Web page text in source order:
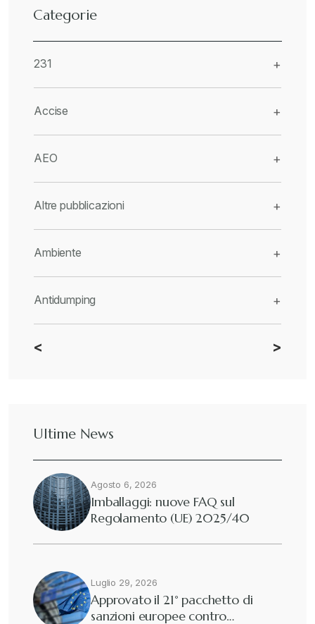
Categorie
231 +
Accise +
AEO +
Altre pubblicazioni +
Ambiente +
Antidumping +
CBAM +
Deforestazione
Diritto tributario internazionale
Dogane
< >
Ultime News
Agosto 6, 2026
Imballaggi: nuove FAQ sul
Regolamento (UE) 2025/40
Luglio 29, 2026
Approvato il 21° pacchetto di
sanzioni europee contro…